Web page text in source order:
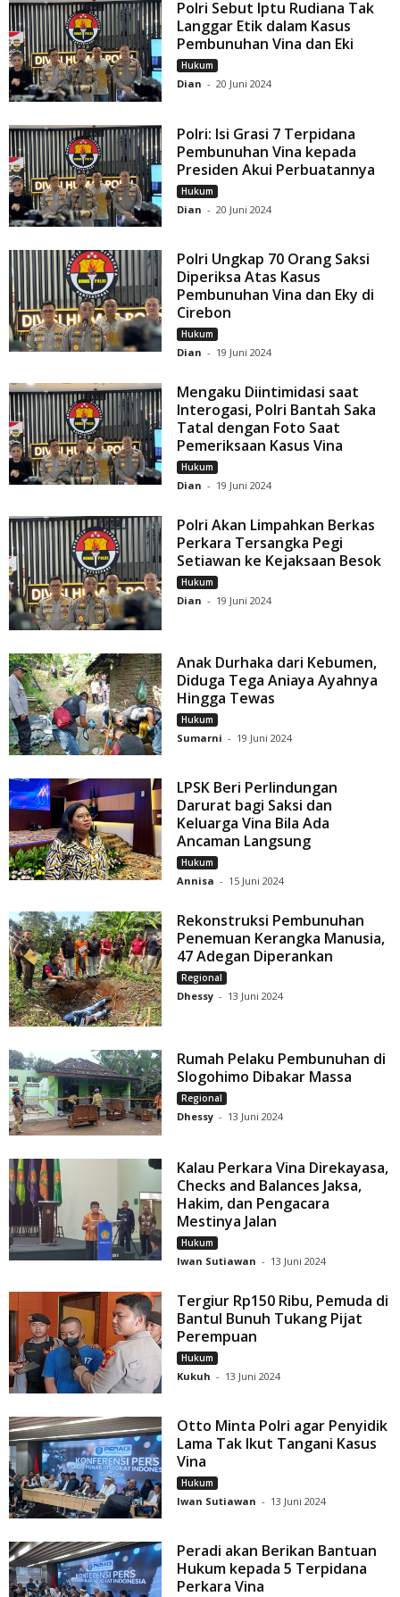
Polri Sebut Iptu Rudiana Tak
Langgar Etik dalam Kasus
Pembunuhan Vina dan Eki
Hukum
Dian - 20 Juni 2024
Polri: Isi Grasi 7 Terpidana
Pembunuhan Vina kepada
Presiden Akui Perbuatannya
Hukum
Dian - 20 Juni 2024
Polri Ungkap 70 Orang Saksi
Diperiksa Atas Kasus
Pembunuhan Vina dan Eky di
Cirebon
Hukum
Dian - 19 Juni 2024
Mengaku Diintimidasi saat
Interogasi, Polri Bantah Saka
Tatal dengan Foto Saat
Pemeriksaan Kasus Vina
Hukum
Dian - 19 Juni 2024
Polri Akan Limpahkan Berkas
Perkara Tersangka Pegi
Setiawan ke Kejaksaan Besok
Hukum
Dian - 19 Juni 2024
Anak Durhaka dari Kebumen,
Diduga Tega Aniaya Ayahnya
Hingga Tewas
Hukum
Sumarni - 19 Juni 2024
LPSK Beri Perlindungan
Darurat bagi Saksi dan
Keluarga Vina Bila Ada
Ancaman Langsung
Hukum
Annisa - 15 Juni 2024
Rekonstruksi Pembunuhan
Penemuan Kerangka Manusia,
47 Adegan Diperankan
Regional
Dhessy - 13 Juni 2024
Rumah Pelaku Pembunuhan di
Slogohimo Dibakar Massa
Regional
Dhessy - 13 Juni 2024
Kalau Perkara Vina Direkayasa,
Checks and Balances Jaksa,
Hakim, dan Pengacara
Mestinya Jalan
Hukum
Iwan Sutiawan - 13 Juni 2024
Tergiur Rp150 Ribu, Pemuda di
Bantul Bunuh Tukang Pijat
Perempuan
Hukum
Kukuh - 13 Juni 2024
Otto Minta Polri agar Penyidik
Lama Tak Ikut Tangani Kasus
Vina
Hukum
Iwan Sutiawan - 13 Juni 2024
Peradi akan Berikan Bantuan
Hukum kepada 5 Terpidana
Perkara Vina